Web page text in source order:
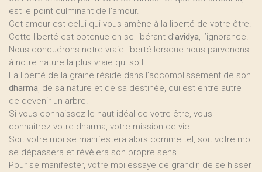
est le point culminant de l’amour.
Cet amour est celui qui vous amène à la liberté de votre être.
Cette liberté est obtenue en se libérant d’avidya, l’ignorance.
Nous conquérons notre vraie liberté lorsque nous parvenons
à notre nature la plus vraie qui soit.
La liberté de la graine réside dans l’accomplissement de son
dharma, de sa nature et de sa destinée, qui est entre autre
de devenir un arbre.
Si vous connaissez le haut idéal de votre être, vous
connaitrez votre dharma, votre mission de vie.
Soit votre moi se manifestera alors comme tel, soit votre moi
se dépassera et révèlera son propre sens.
Pour se manifester, votre moi essaye de grandir, de se hisser